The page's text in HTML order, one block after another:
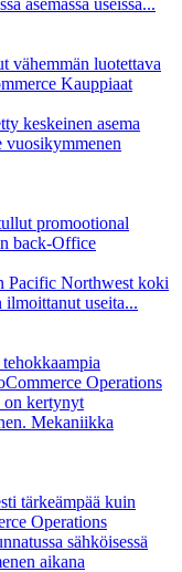
vähemmän luotettava
Kauppiaat
keskeinen asema
vuosikymmenen
promootional
back-Office
Pacific Northwest koki
ilmoittanut useita...
Operations
on kertynyt
Mekaniikka
tärkeämpää kuin
Operations
sähköisessä
aikana